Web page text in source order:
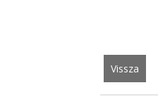
Vissza